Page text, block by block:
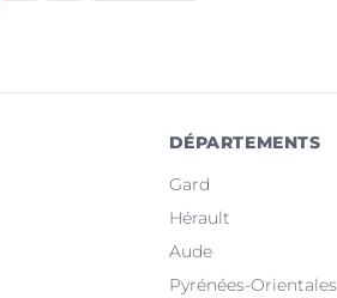
DÉPARTEMENTS
Gard
Hérault
Aude
Pyrénées-Orientales